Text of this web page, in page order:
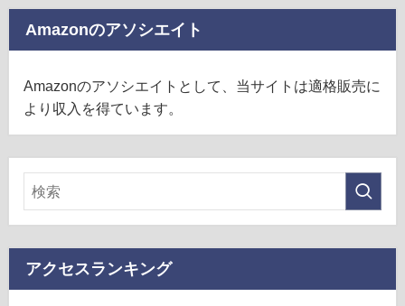
Amazonのアソシエイト
Amazonのアソシエイトとして、当サイトは適格販売に
より収入を得ています。
アクセスランキング